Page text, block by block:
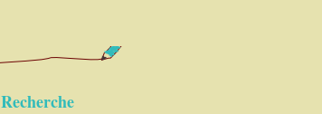
Recherche